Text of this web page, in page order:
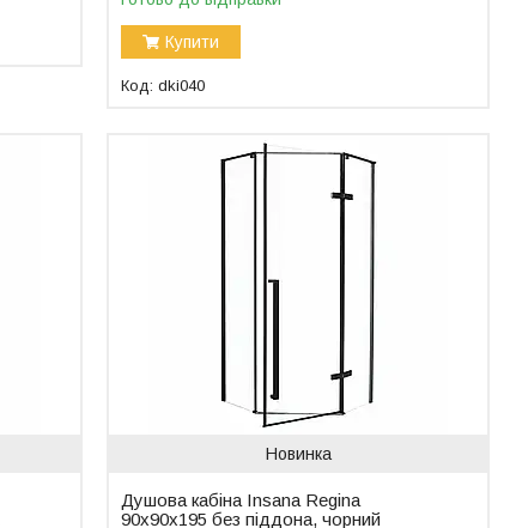
Купити
dki040
Новинка
Душова кабіна Insana Regina
90x90x195 без піддона, чорний